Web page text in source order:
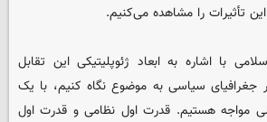
تأثیرات را مشاهده می‌کنیم.
با اشاره به ابعاد ژئوپلیتیکی این تقابل
جغرافیای سیاسی به موضوع نگاه کنیم، با یک
مواجه هستیم. قدرت اول نظامی و قدرت اول